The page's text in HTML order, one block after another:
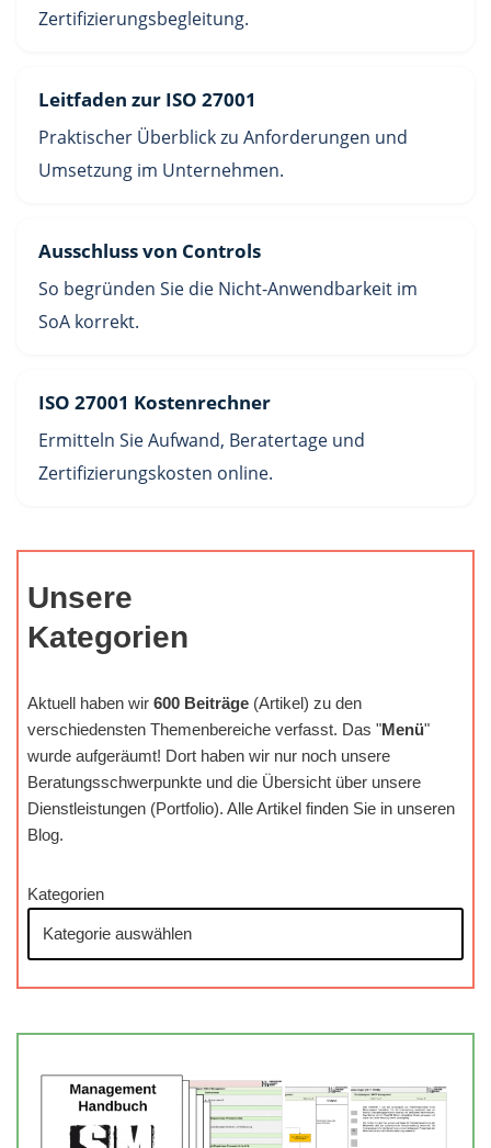
Zertifizierungsbegleitung.
Leitfaden zur ISO 27001
Praktischer Überblick zu Anforderungen und
Umsetzung im Unternehmen.
Ausschluss von Controls
So begründen Sie die Nicht-Anwendbarkeit im
SoA korrekt.
ISO 27001 Kostenrechner
Ermitteln Sie Aufwand, Beratertage und
Zertifizierungskosten online.
Unsere
Kategorien
Aktuell haben wir 600 Beiträge (Artikel) zu den
verschiedensten Themenbereiche verfasst. Das "Menü"
wurde aufgeräumt! Dort haben wir nur noch unsere
Beratungsschwerpunkte und die Übersicht über unsere
Dienstleistungen (Portfolio). Alle Artikel finden Sie in unseren
Blog.
Kategorien